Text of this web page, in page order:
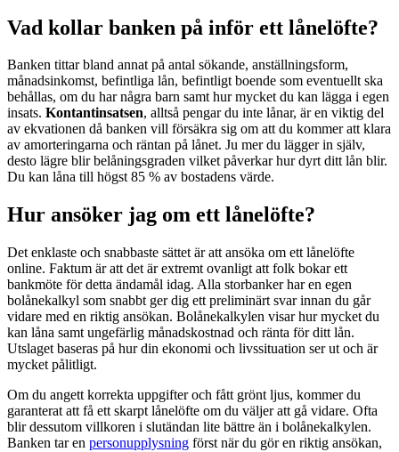
Vad kollar banken på inför ett lånelöfte?
Banken tittar bland annat på antal sökande, anställningsform,
månadsinkomst, befintliga lån, befintligt boende som eventuellt ska
behållas, om du har några barn samt hur mycket du kan lägga i egen
insats. Kontantinsatsen, alltså pengar du inte lånar, är en viktig del
av ekvationen då banken vill försäkra sig om att du kommer att klara
av amorteringarna och räntan på lånet. Ju mer du lägger in själv,
desto lägre blir belåningsgraden vilket påverkar hur dyrt ditt lån blir.
Du kan låna till högst 85 % av bostadens värde.
Hur ansöker jag om ett lånelöfte?
Det enklaste och snabbaste sättet är att ansöka om ett lånelöfte
online. Faktum är att det är extremt ovanligt att folk bokar ett
bankmöte för detta ändamål idag. Alla storbanker har en egen
bolånekalkyl som snabbt ger dig ett preliminärt svar innan du går
vidare med en riktig ansökan. Bolånekalkylen visar hur mycket du
kan låna samt ungefärlig månadskostnad och ränta för ditt lån.
Utslaget baseras på hur din ekonomi och livssituation ser ut och är
mycket pålitligt.
Om du angett korrekta uppgifter och fått grönt ljus, kommer du
garanterat att få ett skarpt lånelöfte om du väljer att gå vidare. Ofta
blir dessutom villkoren i slutändan lite bättre än i bolånekalkylen.
Banken tar en personupplysning först när du gör en riktig ansökan,